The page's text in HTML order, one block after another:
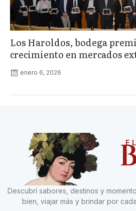
Los Haroldos, bodega
crecimiento en mercados
enero 6, 2026
Descubrí sabores, destinos y
bien, viajar más y brindar por